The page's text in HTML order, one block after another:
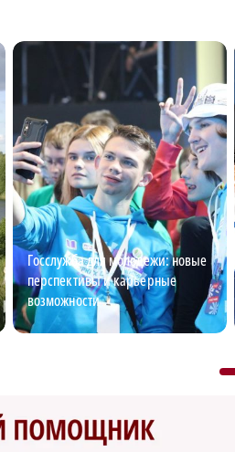
Госслужба для молодежи: новые
перспективы и карьерные
возможности